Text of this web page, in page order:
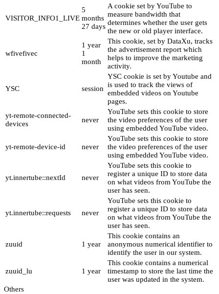
VISITOR_INFO1_LIVE
5
months
27 days
A cookie set by YouTube to
measure bandwidth that
determines whether the user gets
the new or old player interface.
wfivefivec
1 year
1
month
This cookie, set by DataXu, tracks
the advertisement report which
helps to improve the marketing
activity.
YSC session
YSC cookie is set by Youtube and
is used to track the views of
embedded videos on Youtube
pages.
yt-remote-connected-
devices
never
YouTube sets this cookie to store
the video preferences of the user
using embedded YouTube video.
yt-remote-device-id never
YouTube sets this cookie to store
the video preferences of the user
using embedded YouTube video.
yt.innertube::nextId never
YouTube sets this cookie to
register a unique ID to store data
on what videos from YouTube the
user has seen.
yt.innertube::requests never
YouTube sets this cookie to
register a unique ID to store data
on what videos from YouTube the
user has seen.
zuuid 1 year
This cookie contains an
anonymous numerical identifier to
identify the user in our system.
zuuid_lu 1 year
This cookie contains a numerical
timestamp to store the last time the
user was updated in the system.
Others